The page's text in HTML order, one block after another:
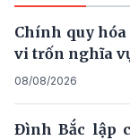
Chính quy hóa
vi trốn nghĩa
08/08/2026
Đình Bắc lập